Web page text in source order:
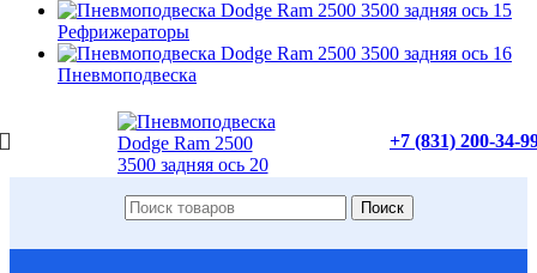
Рефрижераторы
Пневмоподвеска
+7 (831) 200-34-
Поиск